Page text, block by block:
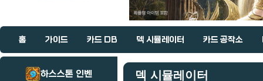
홈 가이드 카드 DB 덱 시뮬레이터 카드 공작소
하스스톤 인벤 덱 시뮬레이터